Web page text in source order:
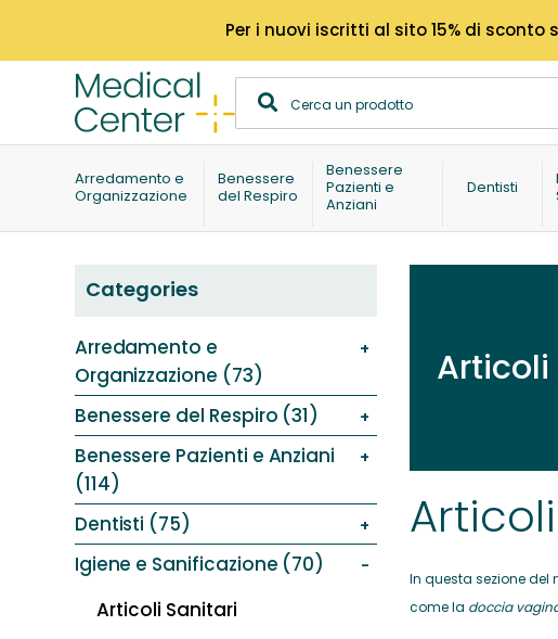
Per i nuovi iscritti al sito 15% di sconto
Arredamento e
Organizzazione
Benessere
del Respiro
Benessere
Pazienti e
Anziani
Dentisti
Categories
Arredamento e
Organizzazione (73)
Benessere del Respiro (31)
Benessere Pazienti e Anziani
(114)
Dentisti (75)
Igiene e Sanificazione (70)
Articoli Sanitari
Articoli
In questa sezione
come la doccia